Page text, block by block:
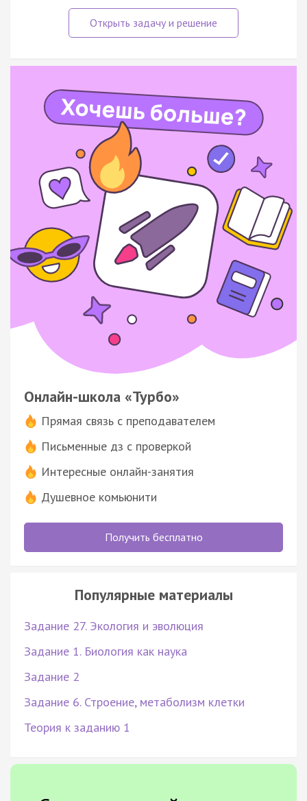
Онлайн-школа «Турбо»
Прямая связь с преподавателем
Письменные дз с проверкой
Интересные онлайн-занятия
Душевное комьюнити
Получить бесплатно
Популярные материалы
Задание 27. Экология и эволюция
Задание 1. Биология как наука
Задание 2
Задание 6. Строение, метаболизм клетки
Теория к заданию 1